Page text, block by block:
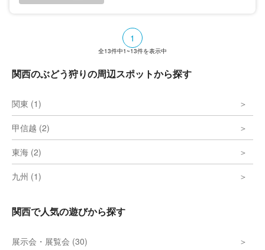
1
全13件中1~13件を表示中
関西のぶどう狩りの周辺スポットから探す
関東 (1)
甲信越 (2)
東海 (2)
九州 (1)
関西で人気の遊びから探す
展示会・展覧会 (30)